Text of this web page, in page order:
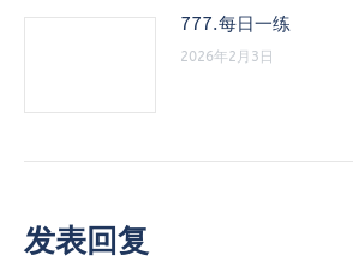
777.每日一练
2026年2月3日
发表回复